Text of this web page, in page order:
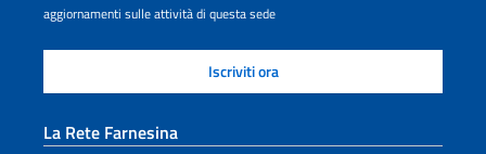
aggiornamenti sulle attività di questa sede
La Rete Farnesina